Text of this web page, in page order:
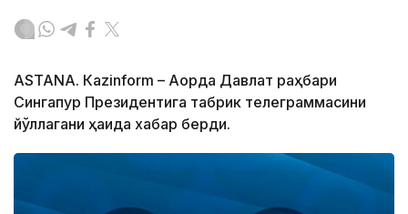
ASTANА. Кazinform – Ақорда Давлат раҳбари
Сингапур Президентига табрик телеграммасини
йўллагани ҳақида хабар берди.